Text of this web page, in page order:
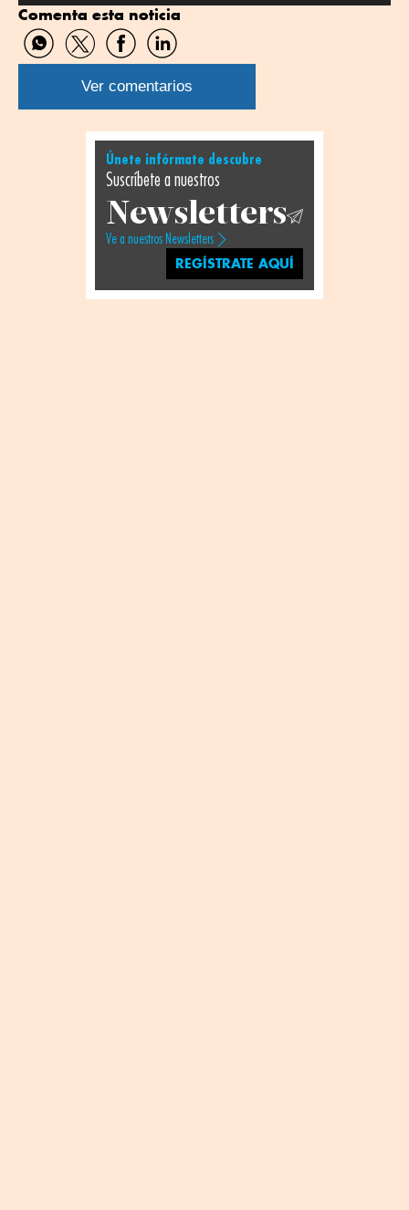
Comenta esta noticia
Compartir
por
WhatsApp
Compartir
por
Twitter
Compartir
por
Facebook
Compartir
por
Linkedin
Ver comentarios
Únete infórmate descubre
Suscríbete a nuestros
Newsletters
Ve a nuestros Newsletters
REGÍSTRATE AQUÍ